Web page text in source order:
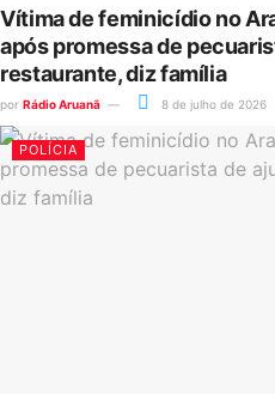
Vítima de feminicídio no
após promessa de
restaurante, diz família
por Rádio Aruanã 8 de julho de 2026
POLÍCIA